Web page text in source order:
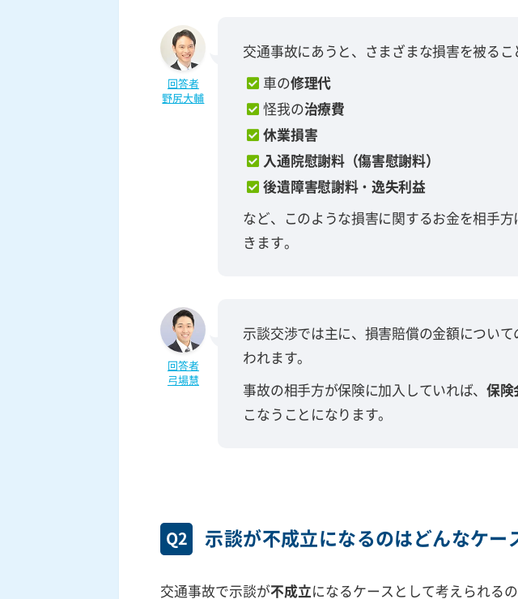
回答者
野尻大輔
交通事故にあうと、さまざまな損害を被るこ
車の修理代
怪我の治療費
休業損害
入通院慰謝料（傷害慰謝料）
後遺障害慰謝料・逸失利益
など、このような損害に関するお金を相手
きます。
回答者
弓場慧
示談交渉では主に、損害賠償の金額につい
われます。
事故の相手方が保険に加入していれば、保険
こなうことになります。
Q2 示談が不成立になるのはどんなケー
交通事故で示談が不成立になるケースとして考えられる